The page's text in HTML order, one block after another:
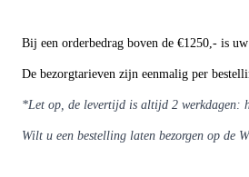
Bij een orderbedrag boven de €1250,- is
De bezorgtarieven zijn eenmalig per
*Let op, de levertijd is altijd 2 werkdagen:
Wilt u een bestelling laten bezorgen op de